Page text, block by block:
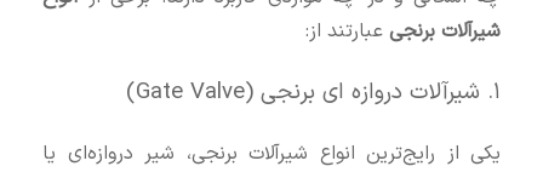
شیرآلات برنجی عبارتند از:
۱. شیرآلات دروازه‌ ای برنجی (Gate Valve)
یکی از رایج‌ترین انواع شیرآلات برنجی، شیر دروازه‌ای یا